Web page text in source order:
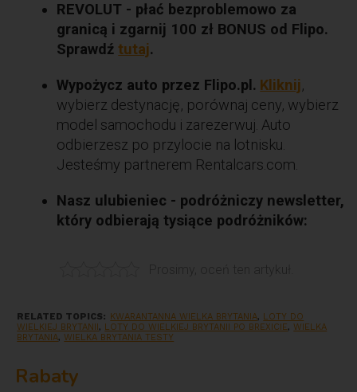
REVOLUT - płać bezproblemowo za
granicą i zgarnij 100 zł BONUS od Flipo.
Sprawdźtutaj.
Wypożycz auto przez Flipo.pl. Kliknij,
wybierz destynację, porównaj ceny, wybierz
model samochodu i zarezerwuj. Auto
odbierzesz po przylocie na lotnisku.
Jesteśmy partnerem Rentalcars.com.
Nasz ulubieniec - podróżniczy newsletter,
który odbierają tysiące podróżników:
RELATED TOPICS: KWARANTANNA WIELKA BRYTANIA, LOTY DO
WIELKIEJ BRYTANII, LOTY DO WIELKIEJ BRYTANII PO BREXICIE,WIELKA
BRYTANIA,WIELKA BRYTANIA TESTY
Rabaty